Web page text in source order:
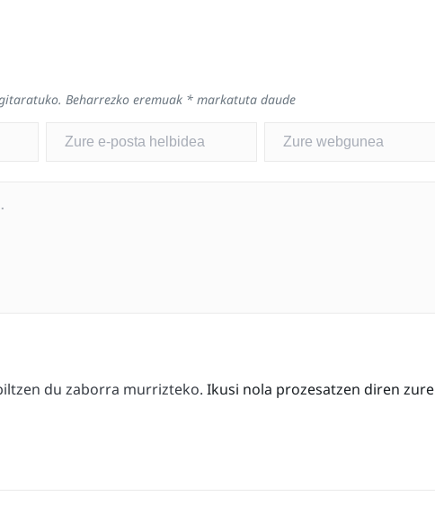
Beharrezko eremuak * markatuta daude
du zaborra murrizteko. Ikusi nola prozesatzen diren zure